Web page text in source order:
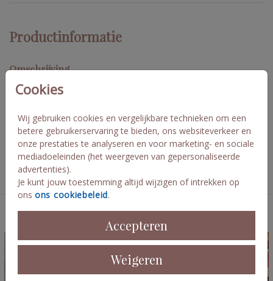
Cookies
Wij gebruiken cookies en vergelijkbare technieken om een
betere gebruikerservaring te bieden, ons websiteverkeer en
onze prestaties te analyseren en voor marketing- en sociale
mediadoeleinden (het weergeven van gepersonaliseerde
advertenties).
Je kunt jouw toestemming altijd wijzigen of intrekken op
ons ons cookiebeleid.
Accepteren
Weigeren
Productinformatie
Omschrijving
Save the date om met kerst te versturen! Er staan meerdere
Pas de kaart naar wens aan. Afmeting kaartje: 11x 17 cm, gebruik
enveloppen in maat 12x18 cm. Erwin en Jolien
Collectie
Trouwkaarten bijzondere vorm enkel
Deze kaarten vind je misschien ook leuk